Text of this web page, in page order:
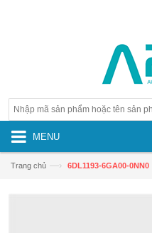
MENU
Trang chủ —› 6DL1193-6GA00-0NN0